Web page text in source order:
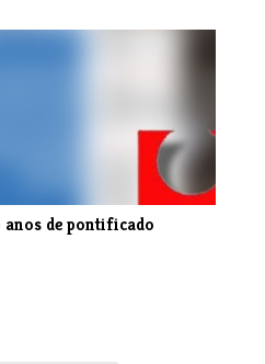
de pontificado